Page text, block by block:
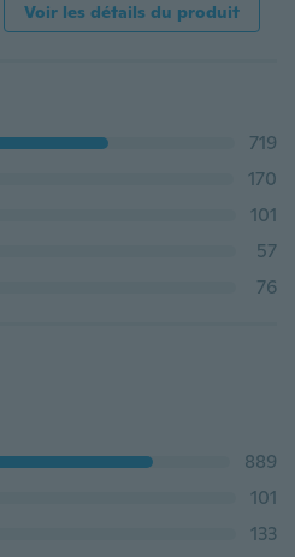
Voir les détails du produit
719
170
101
57
76
889
101
133